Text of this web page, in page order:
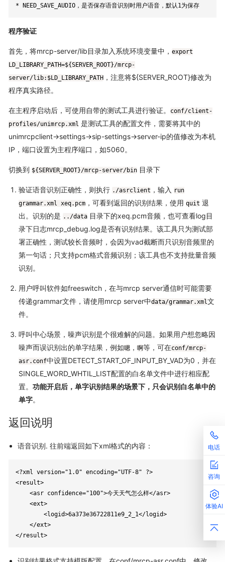
电话
咨询
体验AI
* NEED_SAVE_AUDIO，是否保存语音识别时用户语音，默认1为保存
程序验证
首先，将mrcp-server/lib目录加入系统环境变量中， export
LD_LIBRARY_PATH=${SERVER_ROOT}/mrcp-
server/lib:$LD_LIBRARY_PATH，注意将${SERVER_ROOT}修改为
程序真实路径。
在主程序启动后，可使用自带的测试工具进行验证。
conf/client-
profiles/unimrcp.xml 是测试工具的配置文件，需要将其中的
unimrcpclient->settings->sip-settings->server-ip的值修改为本机
IP，端口设置为主程序端口，如5060。
切换到 ${SERVER_ROOT}/mrcp-server/bin目录下
验证语音识别正确性，则执行 ./asrclient，输入
run
grammar.xml xeq.pcm，可看到返回的识别结果，使用 quit退
出。识别的是 ../data目录下的xeq.pcm音频，也可查看log目
录下日志mrcp_debug.log是否有识别结果。该工具只为测试部
署正确性，测试较长音频时，会因为vad截断而只识别音频里的
第一句话；只支持pcm格式音频识别；该工具也不支持批量音频
识别。
用户呼叫软件如freeswitch，在与mrcp server通信时可能需要
传递grammar文件，请使用mrcp server中data/grammar.xml文
件。
呼叫中心场景，噪声识别是个很难解的问题。如果用户想忽略因
噪声而误识别出的单字结果，例如嗯， 啊等，可在conf/mrcp-
asr.conf中设置DETECT_START_OF_INPUT_BY_VAD为0，并在
SINGLE_WORD_WHTIL_LIST配置的白名单文件中进行相应配
置。 功能开启后，单字识别结果的场景下，只会识别白名单中的
单字。
返回说明
语音识别. 往前端返回如下xml格式的内容：
<?xml version="1.0" encoding="UTF-8" ?>
<result>
    <asr confidence="100">今天天气怎么样</asr>
    <ext>
        <logid>6a373e36722811e9_2_1</logid>
    </ext>
</result>